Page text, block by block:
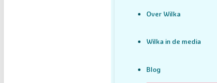
Over Wilka
Wilka in de media
Blog